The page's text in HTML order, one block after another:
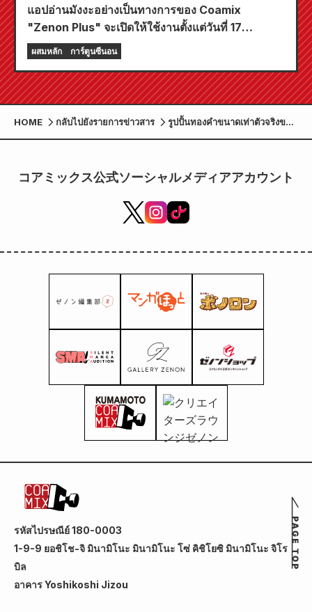
แอปอ่านมังงะอย่างเป็นทางการของ Coamix
"Zenon Plus" จะเปิดให้ใช้งานตั้งแต่วันที่ 17
กรกฎาคมนี้! แอปนี้อัดแน่นไปด้วยฟีเจอร์มากมายที่จะ
ทำให้คุณเพลิดเพลินอย่างเต็มที่ รวมถึงฟีเจอร์ "เลือก
บทแรกฟรี" และ "อัปเดตทุกวัน"!
ผสมหลัก การ์ตูนซีนอน
HOME กลับไปยังรายการข่าวสาร
รูปปั้นทองคำขนาดเท่าตัวจริงของ
เคนชิโร่จากอนิเมะเรื่อง "หมัด
コアミックス公式ソーシャルメディアアカウント
รหัสไปรษณีย์ 180-0003
1-9-9 ยอชิโช-จิ มินามิโนะ มินามิโนะ โซ่ คิชิโยซิ มินามิโนะ จิโร
บิล
อาคาร Yoshikoshi Jizou